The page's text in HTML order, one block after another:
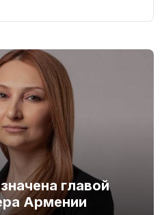
главой
Армении